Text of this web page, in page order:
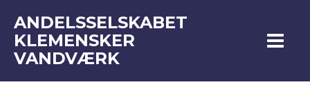
ANDELSSELSKABET
KLEMENSKER
VANDVÆRK